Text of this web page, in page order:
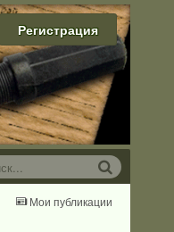
Регистрация
Мои публикации